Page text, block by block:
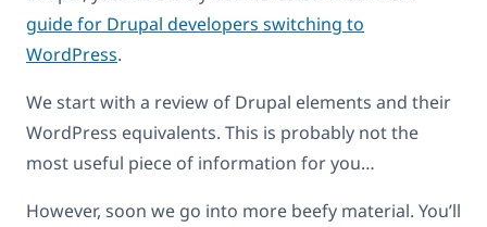
guide for Drupal developers switching to
WordPress.
We start with a review of Drupal elements and their
WordPress equivalents. This is probably not the
most useful piece of information for you…
However, soon we go into more beefy material. You’ll